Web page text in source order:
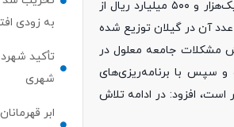
انقلاب به مردم برسد.وی با اشاره به تأمین یک هزار و ۸۰۰ ویلچر برقی برای معلولین نیازمند کشور گفت: در این زمینه با اختصاص یک‌هزار و ۵۰۰ میلیارد ریال از
اعتبارات این قرارگاه، این تعداد ویلچر خریداری و در اختیار سازمان بهزیستی برای توزیع در نقاط مختلف کشور قرار داده شد که امروز ۴۶ عدد آن در گیلان توزیع شده
مشکلات جامعه معلول در
سپس با برنامه‌ریزی‌های
است، افزود: در ادامه تلاش
به زودی
تأکید
شهری
ابر